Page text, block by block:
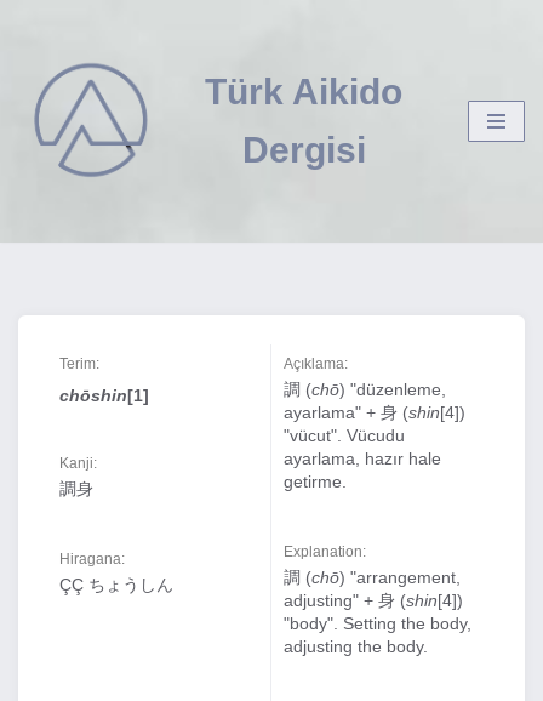
İçeriğe
geç
Türk Aikido
Dergisi
Terim:
chōshin[1]
Kanji:
調身
Hiragana:
ÇÇ ちょうしん
Açıklama:
調 (chō) "düzenleme,
ayarlama" + 身 (shin[4])
"vücut". Vücudu
ayarlama, hazır hale
getirme.
Explanation:
調 (chō) "arrangement,
adjusting" + 身 (shin[4])
"body". Setting the body,
adjusting the body.